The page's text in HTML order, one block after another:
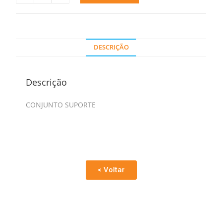
DESCRIÇÃO
Descrição
CONJUNTO SUPORTE
< Voltar